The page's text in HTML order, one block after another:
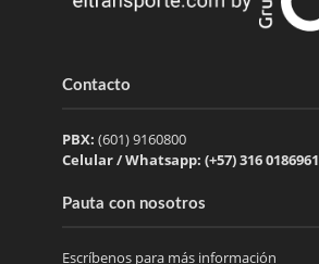
Contacto
PBX: (601) 9160800
Celular / Whatsapp: (+57) 316 0186961
Pauta con nosotros
Escríbenos para más información